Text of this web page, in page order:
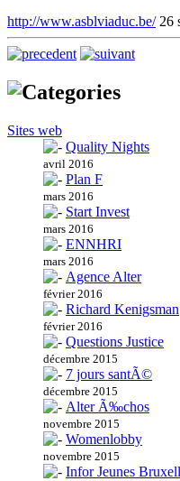
http://www.asblviaduc.be/ 26
Sites web
Quality Nights
avril 2016
Plan F
mars 2016
Start Invest
mars 2016
ENNHRI
mars 2016
Agence Alter
février 2016
Richard Kenigsman
février 2016
Questions Justice
décembre 2015
7 jours santÃ©
décembre 2015
Alter Ã‰chos
novembre 2015
Womenlobby
novembre 2015
Infor Jeunes